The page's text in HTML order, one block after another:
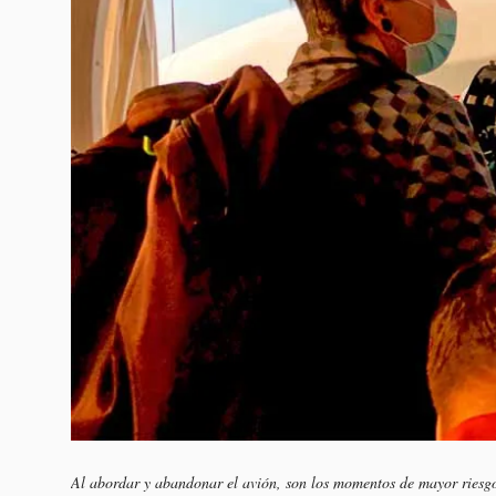
Al abordar y abandonar el avión, son los momentos de mayor